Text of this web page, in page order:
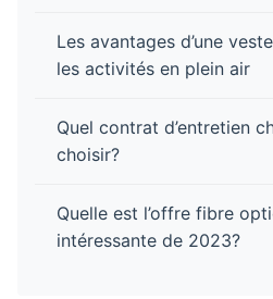
Les avantages d’une
les activités en plein air
Quel contrat d’entretien
choisir?
Quelle est l’offre fibre
intéressante de 2023?